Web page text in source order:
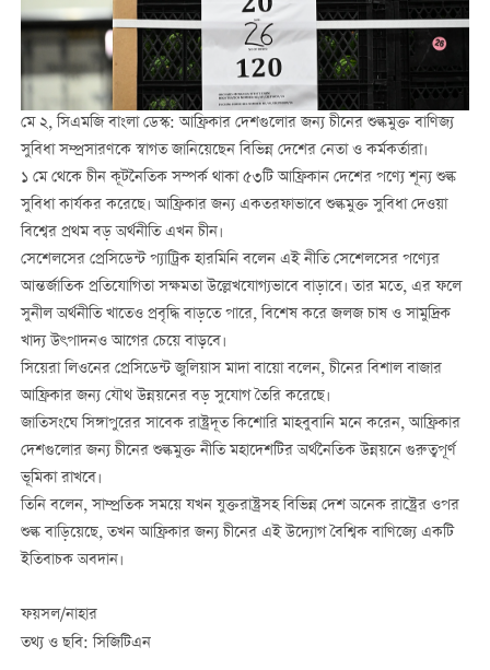
মে ২, সিএমজি বাংলা ডেস্ক: আফ্রিকার দেশগুলোর জন্য চীনের শুল্কমুক্ত বাণিজ্য
সুবিধা সম্প্রসারণকে স্বাগত জানিয়েছেন বিভিন্ন দেশের নেতা ও কর্মকর্তারা।
১ মে থেকে চীন কূটনৈতিক সম্পর্ক থাকা ৫৩টি আফ্রিকান দেশের পণ্যে শূন্য শুল্ক
সুবিধা কার্যকর করেছে। আফ্রিকার জন্য একতরফাভাবে শুল্কমুক্ত সুবিধা দেওয়া
বিশ্বের প্রথম বড় অর্থনীতি এখন চীন।
সেশেলসের প্রেসিডেন্ট প্যাট্রিক হারমিনি বলেন এই নীতি সেশেলসের পণ্যের
আন্তর্জাতিক প্রতিযোগিতা সক্ষমতা উল্লেখযোগ্যভাবে বাড়াবে। তার মতে, এর ফলে
সুনীল অর্থনীতি খাতেও প্রবৃদ্ধি বাড়তে পারে, বিশেষ করে জলজ চাষ ও সামুদ্রিক
খাদ্য উৎপাদনও আগের চেয়ে বাড়বে।
সিয়েরা লিওনের প্রেসিডেন্ট জুলিয়াস মাদা বায়ো বলেন, চীনের বিশাল বাজার
আফ্রিকার জন্য যৌথ উন্নয়নের বড় সুযোগ তৈরি করেছে।
জাতিসংঘে সিঙ্গাপুরের সাবেক রাষ্ট্রদূত কিশোরি মাহবুবানি মনে করেন, আফ্রিকার
দেশগুলোর জন্য চীনের শুল্কমুক্ত নীতি মহাদেশটির অর্থনৈতিক উন্নয়নে গুরুত্বপূর্ণ
ভূমিকা রাখবে।
তিনি বলেন, সাম্প্রতিক সময়ে যখন যুক্তরাষ্ট্রসহ বিভিন্ন দেশ অনেক রাষ্ট্রের ওপর
শুল্ক বাড়িয়েছে, তখন আফ্রিকার জন্য চীনের এই উদ্যোগ বৈশ্বিক বাণিজ্যে একটি
ইতিবাচক অবদান।
ফয়সল/নাহার
তথ্য ও ছবি: সিজিটিএন